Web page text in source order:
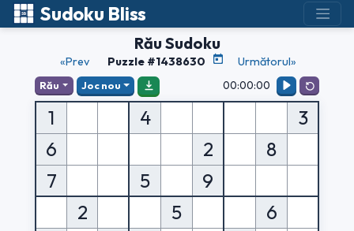
Sudoku Bliss
Rău Sudoku
«Prev Puzzle #1438630 Următorul»
Rău Joc nou 00:00:00
1 4
3
6
2
8
7
5
9
2
5
6